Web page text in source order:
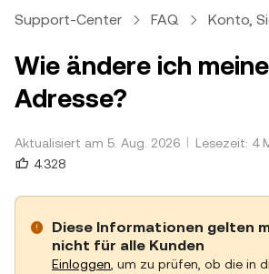
Support-Center FAQ Konto,
Wie ändere ich
Adresse?
Aktualisiert am 5. Aug. 2026
Lesezeit: 4
4.328
Diese Informationen gelten
nicht für alle Kunden
Einloggen , um zu prüfen, ob die in